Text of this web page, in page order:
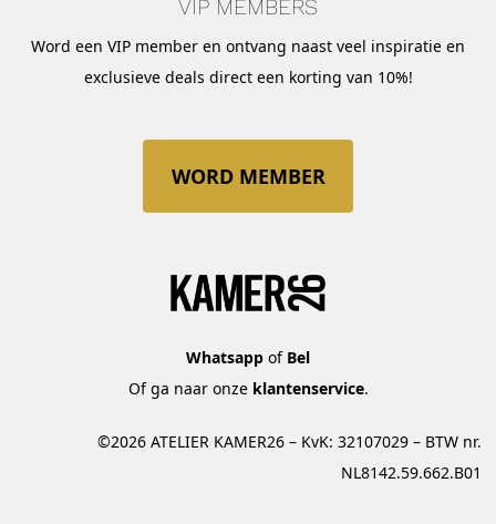
VIP MEMBERS
Word een VIP member en ontvang naast veel inspiratie en
exclusieve deals direct een korting van 10%!
WORD MEMBER
Whatsapp of Bel
Of ga naar onze klantenservice.
©2026 ATELIER KAMER26 – KvK: 32107029 – BTW nr.
NL8142.59.662.B01